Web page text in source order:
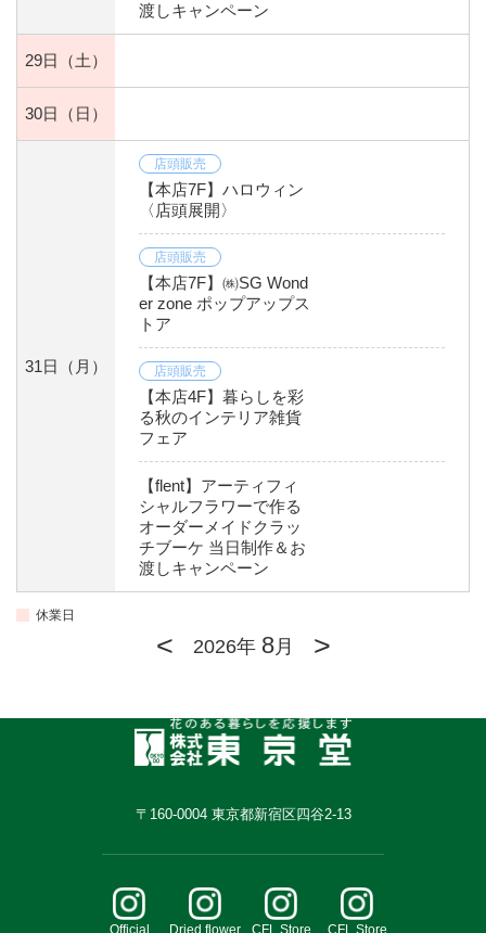
渡しキャンペーン
29日 （土）
30日 （日）
31日 （月）
店頭販売
【本店7F】ハロウィン
〈店頭展開〉
店頭販売
【本店7F】㈱SG Wond
er zone ポップアップス
トア
店頭販売
【本店4F】暮らしを彩
る秋のインテリア雑貨
フェア
【flent】アーティフィ
シャルフラワーで作る
オーダーメイドクラッ
チブーケ 当日制作＆お
渡しキャンペーン
休業日
< 2026年 8月 >
〒160-0004 東京都新宿区四谷2-13
Official Dried flower CFL Store CFL Store